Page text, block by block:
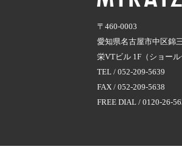
〒460-0003
愛知県名古屋市中区錦
栄VTビル 1F（ショー
TEL / 052-209-5639
FAX / 052-209-5638
FREE DIAL / 0120-26-